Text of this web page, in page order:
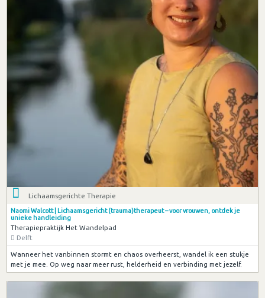
Lichaamsgerichte Therapie
Naomi Walcott | Lichaamsgericht (trauma)therapeut – voor vrouwen, ontdek je
unieke handleiding
Therapiepraktijk Het Wandelpad
Delft
Wanneer het vanbinnen stormt en chaos overheerst, wandel ik een stukje
met je mee. Op weg naar meer rust, helderheid en verbinding met jezelf.